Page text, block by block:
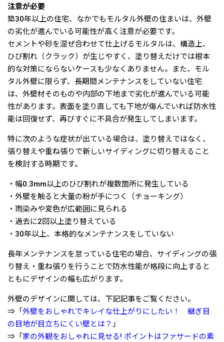
注意が必要
築30年以上の住宅、なかでもモルタル外壁の住まいは、外壁
の劣化が進んでいる可能性が高く注意が必要です。
セメントや砂を混ぜ合わせて仕上げるモルタルは、構造上、
ひび割れ（クラック）が生じやすく、塗り替えだけでは根本
的な対策にならないケースも少なくありません。また、モル
タル外壁に限らず、長期間メンテナンスをしていない住宅
は、外壁材そのものや内部の下地まで劣化が進んでいる可能
性があります。表面を塗り直しても下地が傷んでいれば防水性
能は回復せず、再びすぐに不具合が発生してしまいます。
特に次のような症状が出ている場合は、塗り替えではなく、
張り替えや重ね張りで新しいサイディングに切り替えること
を検討する時期です。
・幅0.3mm以上のひび割れが複数箇所に発生している
・外壁を触ると大量の粉が手につく（チョーキング）
・雨染みや変色が広範囲に見られる
・過去に2回以上塗り替えている
・30年以上、本格的なメンテナンスをしていない
長年メンテナンスを怠っている住宅の場合、サイディングの張
り替え・重ね張りを行うことで防水性能が格段に向上すると
ともにデザインの幅も広がります。
外壁のデザインに関しては、下記記事をご覧ください。
⇒「 外壁をおしゃれでキレイな仕上がりにしたい！ 継ぎ目
の目地が目立ちにくい壁とは？ 」
⇒「 家の外観をおしゃれに見せる! ポイントはファサードの素